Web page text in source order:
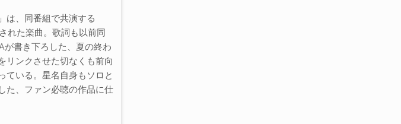
は、同番組で共演する
れた楽曲。歌詞も以前同
書き下ろした、夏の終わ
リンクさせた切なくも前向
ている。星名自身もソロと
た、ファン必聴の作品に仕